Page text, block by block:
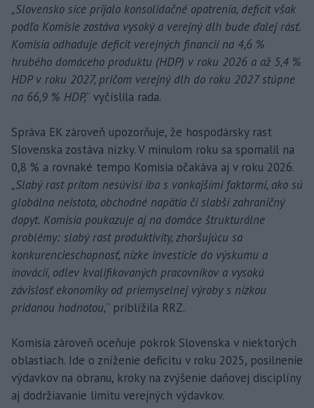
„Slovensko síce prijalo konsolidačné opatrenia, deficit však
podľa Komisie zostáva vysoký a verejný dlh bude ďalej rásť.
Komisia odhaduje deficit verejných financií na 4,6 %
hrubého domáceho produktu (HDP) v roku 2026 a až 5,4 %
HDP v roku 2027, pričom verejný dlh do roku 2027 stúpne
na 66,9 % HDP,“ vyčíslila rada.
Správa EK zároveň upozorňuje, že hospodársky rast
Slovenska zostáva nízky. V minulom roku sa spomalil na
0,8 % a rovnaké tempo Komisia očakáva aj v roku 2026.
„Slabý rast pritom nesúvisí iba s vonkajšími faktormi, ako sú
globálna neistota, obchodné napätia či slabší zahraničný
dopyt. Komisia poukazuje aj na domáce štrukturálne
problémy: slabý rast produktivity, zhoršujúcu sa
konkurencieschopnosť, nízke investície do výskumu a
inovácií, odlev kvalifikovaných pracovníkov a vysokú
závislosť ekonomiky od priemyselnej výroby s nízkou
pridanou hodnotou,“ priblížila RRZ.
Komisia zároveň oceňuje pokrok Slovenska v niektorých
oblastiach. Ide o zníženie deficitu v roku 2025, posilnenie
výdavkov na obranu, kroky na zvýšenie daňovej disciplíny
aj dodržiavanie limitu verejných výdavkov.